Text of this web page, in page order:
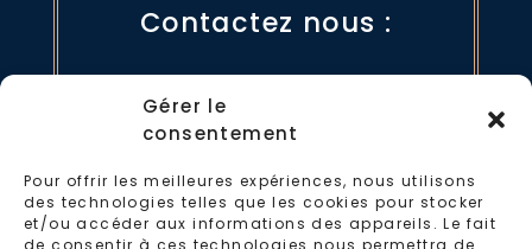
Gérer le
consentement
Pour offrir les meilleures expériences, nous utilisons
des technologies telles que les cookies pour stocker
et/ou accéder aux informations des appareils. Le fait
de consentir à ces technologies nous permettra de
Contactez nous :
04 28 87 00 38